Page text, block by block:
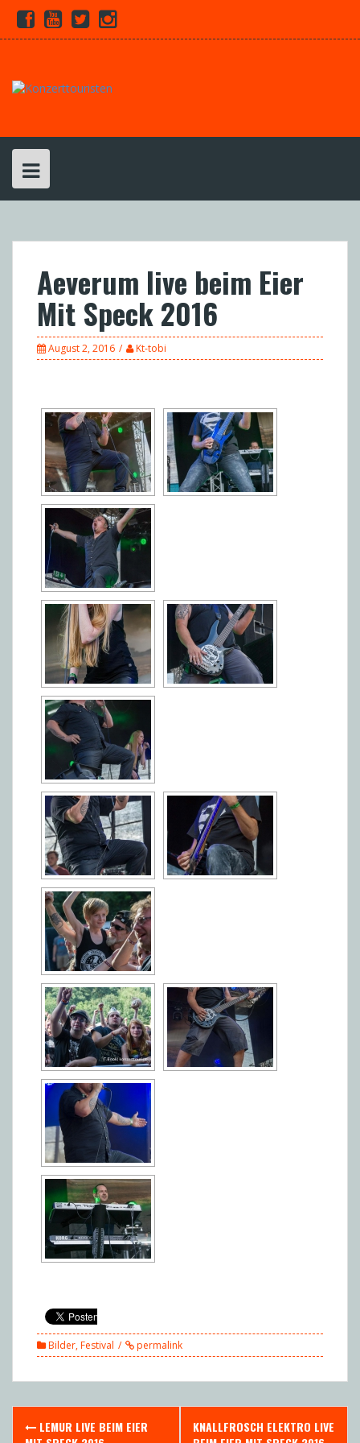
Skip
content
Facebook
YoutubeTwitterInstagram
Aeverum live beim Eier
Mit Speck 2016
August 2, 2016 Kt-tobi
Bilder,Festival permalink
PostLEMUR LIVE BEIM EIER
KNALLFROSCH ELEKTRO LIVE